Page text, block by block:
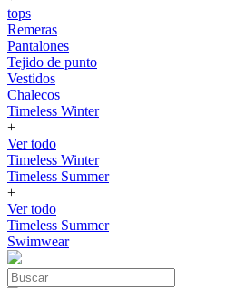
tops
Remeras
Pantalones
Tejido de punto
Vestidos
Chalecos
Timeless Winter
+
Ver todo
Timeless Winter
Timeless Summer
+
Ver todo
Timeless Summer
Swimwear